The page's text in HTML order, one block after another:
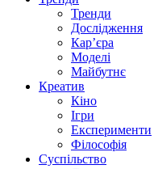
Тренди
Дослідження
Кар’єра
Моделі
Майбутнє
Креатив
Кіно
Ігри
Експерименти
Філософія
Суспільство